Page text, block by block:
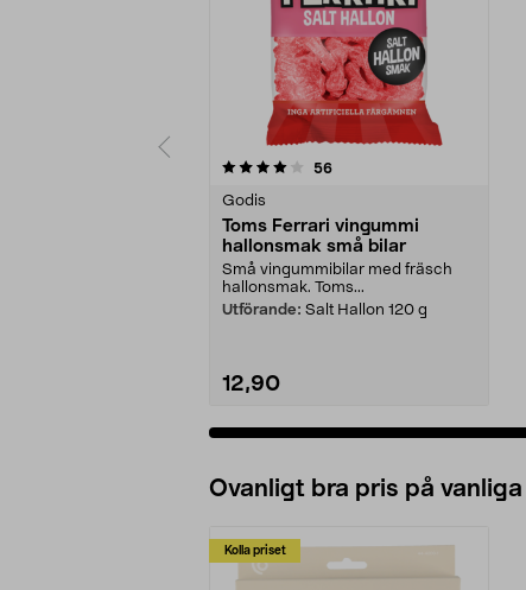
56recensioner
Godis
Toms Ferrari vingummi
hallonsmak små bilar
Små vingummibilar med fräsch
hallonsmak. Toms...
Utförande: Salt Hallon 120 g
12,90
4.5 av 5 stjärnor
Ovanligt bra pris på
Kolla priset